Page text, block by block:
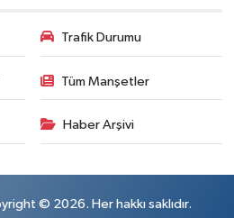
Trafik Durumu
Tüm Manşetler
Haber Arşivi
© 2026. Her hakkı saklıdır.